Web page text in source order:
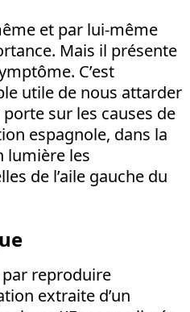
et par lui-même
Mais il présente
C’est
utile de nous attarder
porte sur les causes de
espagnole, dans la
lumière les
de l’aile gauche du
reproduire
extraite d’un